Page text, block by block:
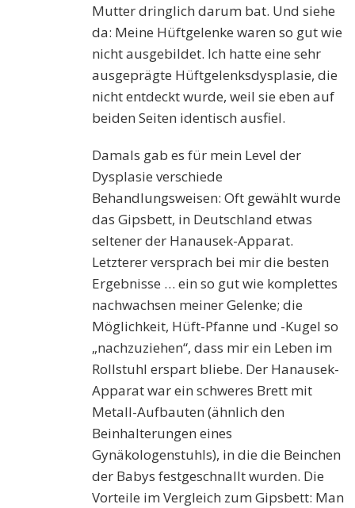
Mutter dringlich darum bat. Und siehe
da: Meine Hüftgelenke waren so gut wie
nicht ausgebildet. Ich hatte eine sehr
ausgeprägte Hüftgelenksdysplasie, die
nicht entdeckt wurde, weil sie eben auf
beiden Seiten identisch ausfiel.
Damals gab es für mein Level der
Dysplasie verschiede
Behandlungsweisen: Oft gewählt wurde
das Gipsbett, in Deutschland etwas
seltener der Hanausek-Apparat.
Letzterer versprach bei mir die besten
Ergebnisse … ein so gut wie komplettes
nachwachsen meiner Gelenke; die
Möglichkeit, Hüft-Pfanne und -Kugel so
„nachzuziehen“, dass mir ein Leben im
Rollstuhl erspart bliebe. Der Hanausek-
Apparat war ein schweres Brett mit
Metall-Aufbauten (ähnlich den
Beinhalterungen eines
Gynäkologenstuhls), in die die Beinchen
der Babys festgeschnallt wurden. Die
Vorteile im Vergleich zum Gipsbett: Man